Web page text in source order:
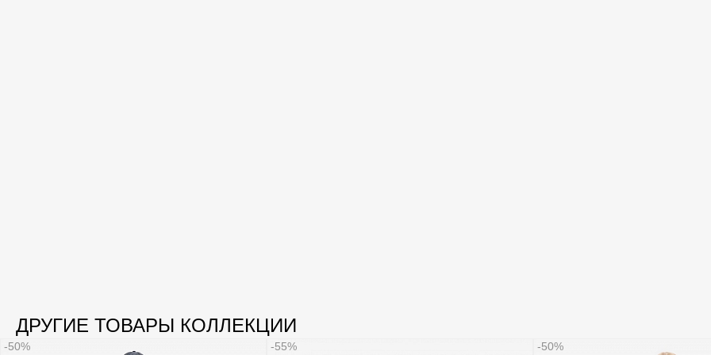
ДРУГИЕ ТОВАРЫ КОЛЛЕКЦИИ
-50% -55% -50%
хочет в
Сделайте идеальный сюприз с
Я ПОДТВЕРЖДАЮ, ЧТО
ОБРАБОТКУ ПЕРСОНАЛЬНЫХ